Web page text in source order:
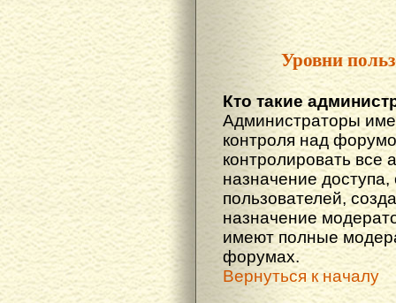
Уровни
Кто такие
Администраторы
контроля над
контролировать все
назначение
пользователей,
назначение
имеют полные
форумах.
Вернуться к началу